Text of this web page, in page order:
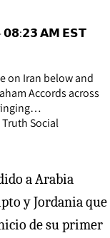
- 𝟬𝟴:𝟮𝟯 𝗔𝗠 𝗘𝗦𝗧
on Iran below and
Accords across
Social
a Arabia
y Jordania que
de su primer